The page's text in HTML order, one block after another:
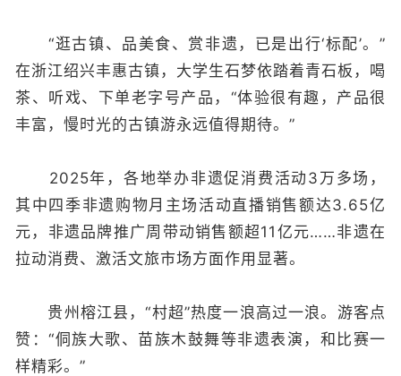
“逛古镇、品美食、赏非遗，已是出行‘标配’。”
在浙江绍兴丰惠古镇，大学生石梦依踏着青石板，喝
茶、听戏、下单老字号产品，“体验很有趣，产品很
丰富，慢时光的古镇游永远值得期待。”
2025年，各地举办非遗促消费活动3万多场，
其中四季非遗购物月主场活动直播销售额达3.65亿
元，非遗品牌推广周带动销售额超11亿元……非遗在
拉动消费、激活文旅市场方面作用显著。
贵州榕江县，“村超”热度一浪高过一浪。游客点
赞：“侗族大歌、苗族木鼓舞等非遗表演，和比赛一
样精彩。”